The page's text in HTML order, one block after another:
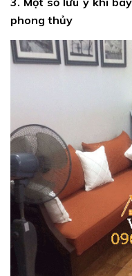
phong thủy